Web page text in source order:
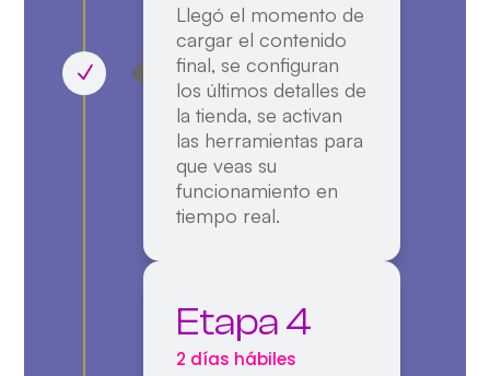
Llegó el momento de
cargar el contenido
final, se configuran
los últimos detalles de
la tienda, se activan
las herramientas para
que veas su
funcionamiento en
tiempo real.
Etapa 4
2 días hábiles